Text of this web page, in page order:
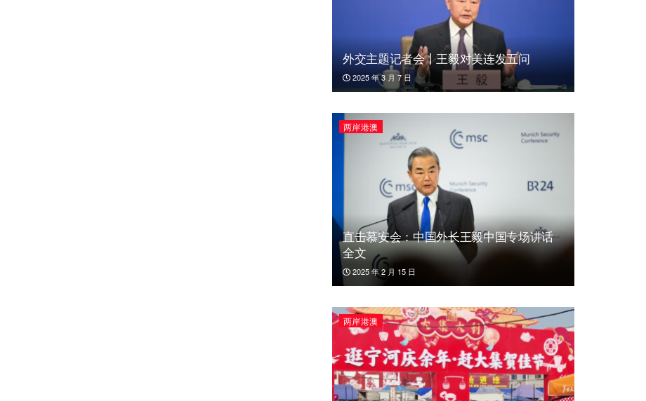
外交主题记者会丨王毅对美连发五问
2025 年 3 月 7 日
两岸港澳
直击慕安会：中国外长王毅中国专场讲话
全文
2025 年 2 月 15 日
两岸港澳